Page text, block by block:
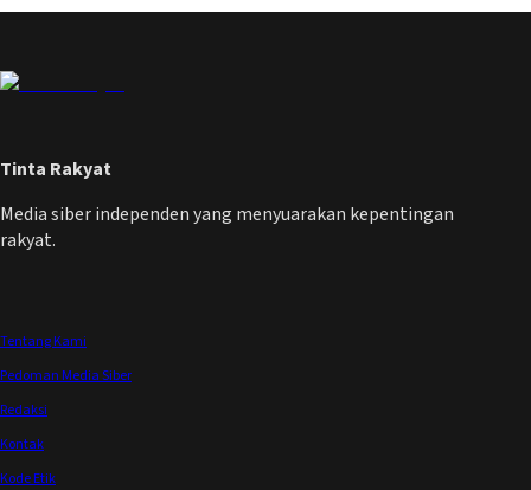
Tinta Rakyat
Media siber independen yang menyuarakan kepentingan
rakyat.
Tentang Kami
Pedoman Media Siber
Redaksi
Kontak
Kode Etik